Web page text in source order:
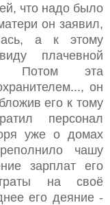
что надо было
он заявил,
а к этому
плачевной
Потом эта
он
его к тому
персонал
уже о домах
чашу
зарплат его
на своё
его деяние -